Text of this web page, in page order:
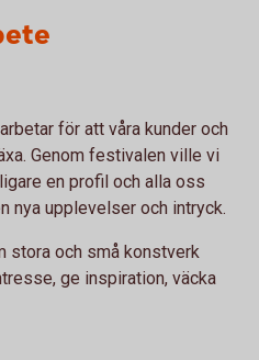
för att våra kunder och
Genom festivalen ville vi
en profil och alla oss
nya upplevelser och intryck.
stora och små konstverk
ge inspiration, väcka